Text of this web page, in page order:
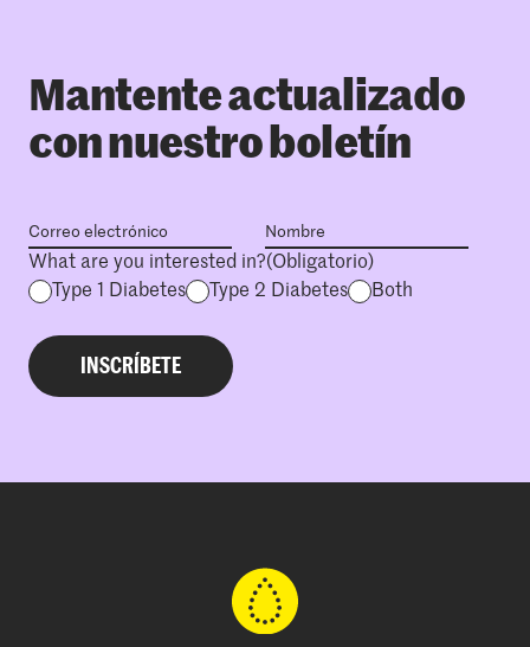
Mantente actualizado
con nuestro boletín
What are you interested in?(Obligatorio)
Type 1 Diabetes
Type 2 Diabetes Both